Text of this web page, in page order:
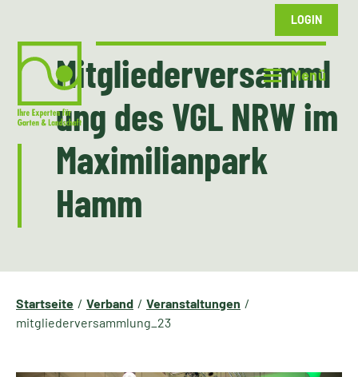
LOGIN
Mitgliederversamml
ung des VGL NRW im
Maximilianpark
Hamm
Startseite Verband
Veranstaltungen
mitgliederversammlung_23